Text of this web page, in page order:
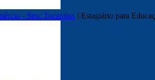
- Sesc Tocantins | Estagiário para